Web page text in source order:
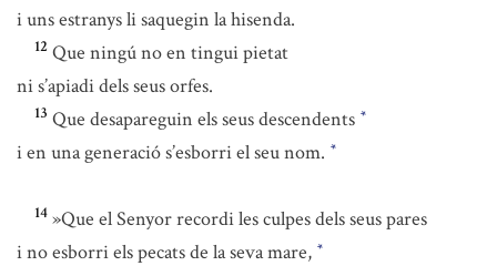
i uns estranys li saquegin la hisenda.
12 Que ningú no en tingui pietat
ni s’apiadi dels seus orfes.
13 Que desapareguin els seus descendents *
i en una generació s’esborri el seu nom. *
14 »Que el Senyor recordi les culpes dels seus pares
i no esborri els pecats de la seva mare, *